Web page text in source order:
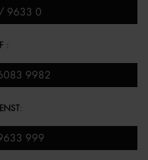
9633 0
:
9982
:
999